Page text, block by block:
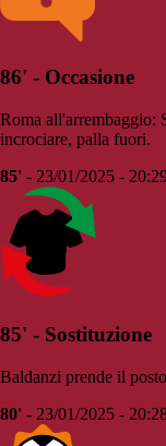
86' - Occasione
Roma all'arrembaggio:
incrociare, palla fuori.
85' - 23/01/2025 -
85' - Sostituzione
Baldanzi prende il
80' - 23/01/2025 -